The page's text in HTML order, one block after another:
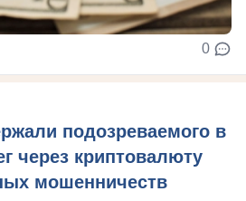
0
подозреваемого в
через криптовалюту
мошенничеств